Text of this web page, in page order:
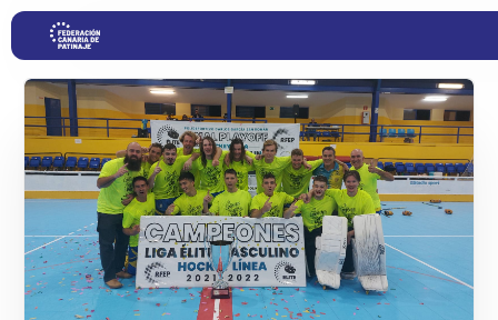
Proyectos
Competiciones
Clubs